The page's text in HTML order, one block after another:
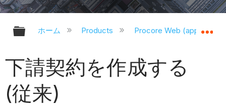
グローバル階層を展開/折りたたむ
ホーム Products Procore Web
下請契約を作成する
(従来)